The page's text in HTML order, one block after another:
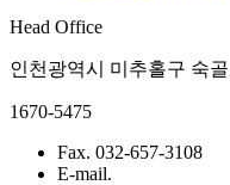
Head Office
인천광역시 미추홀구 숙
1670-5475
Fax. 032-657-3108
E-mail.